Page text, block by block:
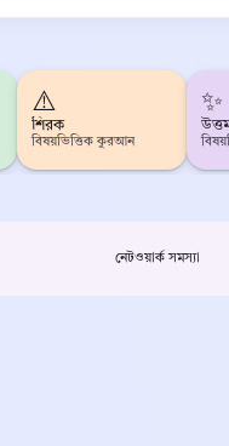
⚠️
শিরক
বিষয়ভিত্তিক কুরআন
✨
নেটওয়ার্ক সমস্যা